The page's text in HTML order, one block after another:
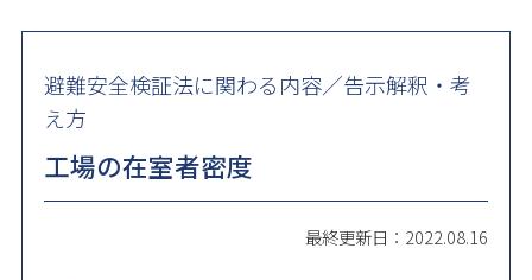
避難安全検証法に関わる内容／告示解釈・考
え方
工場の在室者密度
最終更新日：2022.08.16